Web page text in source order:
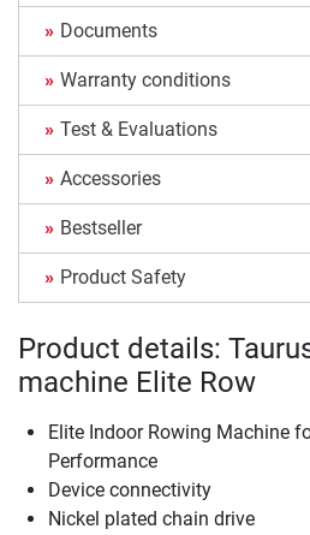
Documents
Warranty conditions
Test & Evaluations
Accessories
Bestseller
Product Safety
Product details:
machine Elite Row
Elite Indoor Rowing Machine
Performance
Device connectivity
Nickel plated chain drive